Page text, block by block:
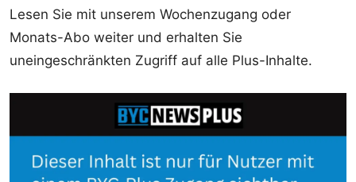
Lesen Sie mit unserem Wochenzugang oder
Monats-Abo weiter und erhalten Sie
uneingeschränkten Zugriff auf alle Plus-Inhalte.